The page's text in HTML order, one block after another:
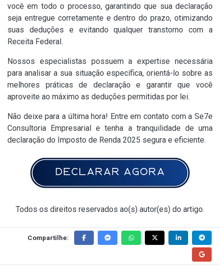
você em todo o processo, garantindo que sua declaração
seja entregue corretamente e dentro do prazo, otimizando
suas deduções e evitando qualquer transtorno com a
Receita Federal.
Nossos especialistas possuem a expertise necessária
para analisar a sua situação específica, orientá-lo sobre as
melhores práticas de declaração e garantir que você
aproveite ao máximo as deduções permitidas por lei.
Não deixe para a última hora! Entre em contato com a Se7e
Consultoria Empresarial e tenha a tranquilidade de uma
declaração do Imposto de Renda 2025 segura e eficiente.
Todos os direitos reservados ao(s) autor(es) do artigo.
Compartilhe: